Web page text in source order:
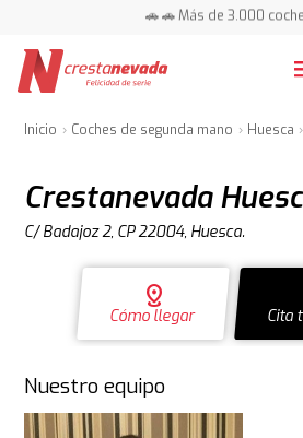
📍 Centros en toda
Inicio Coches de segunda mano Huesca
Crestanevada
C/ Badajoz 2, CP 22004, Huesca.
distance
Cómo llegar Cita
Nuestro equipo